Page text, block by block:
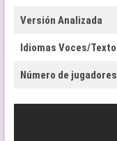
Versión Analizada
Idiomas Voces/Texto
Número de jugadores